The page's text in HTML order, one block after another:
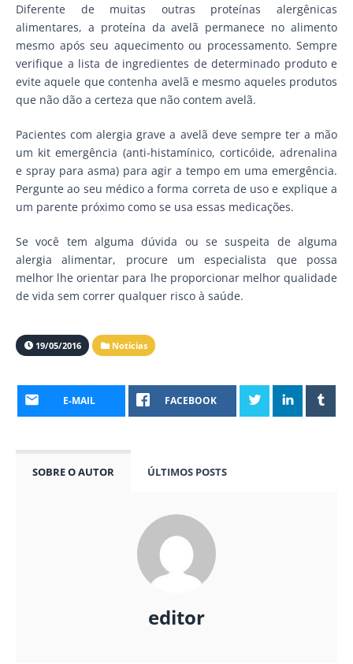
Diferente de muitas outras proteínas alergênicas
alimentares, a proteína da avelã permanece no alimento
mesmo após seu aquecimento ou processamento. Sempre
verifique a lista de ingredientes de determinado produto e
evite aquele que contenha avelã e mesmo aqueles produtos
que não dão a certeza que não contem avelã.
Pacientes com alergia grave a avelã deve sempre ter a mão
um kit emergência (anti-histamínico, corticóide, adrenalina
e spray para asma) para agir a tempo em uma emergência.
Pergunte ao seu médico a forma correta de uso e explique a
um parente próximo como se usa essas medicações.
Se você tem alguma dúvida ou se suspeita de alguma
alergia alimentar, procure um especialista que possa
melhor lhe orientar para lhe proporcionar melhor qualidade
de vida sem correr qualquer risco à saúde.
19/05/2016 Notícias
E-MAIL FACEBOOK
SOBRE O AUTOR ÚLTIMOS POSTS
editor